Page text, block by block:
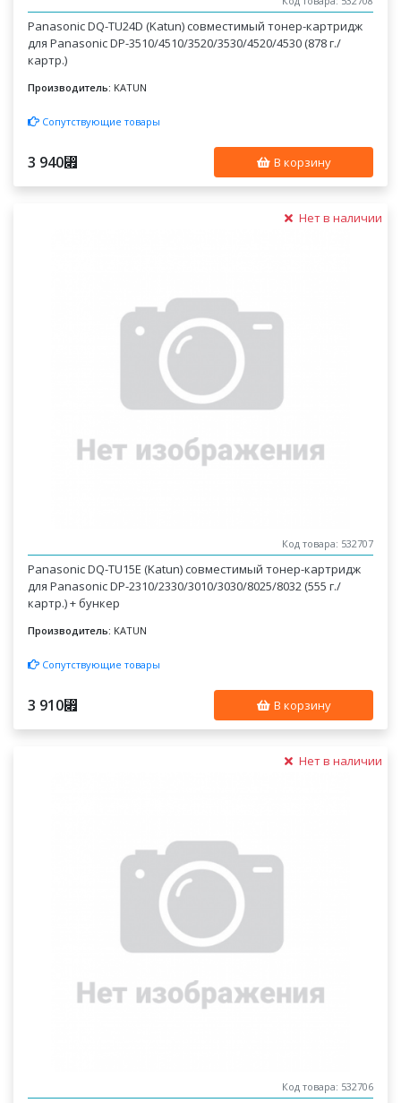
Panasonic DQ-TU24D (Katun) совместимый тонер-картридж
для Panasonic DP-3510/4510/3520/3530/4520/4530 (878 г./
картр.)
Производитель: KATUN
Сопутствующие товары
3 940⃏ В корзину
Нет в наличии
Код товара: 532707
Panasonic DQ-TU15E (Katun) совместимый тонер-картридж
для Panasonic DP-2310/2330/3010/3030/8025/8032 (555 г./
картр.) + бункер
Производитель: KATUN
Сопутствующие товары
3 910⃏ В корзину
Нет в наличии
Код товара: 532706